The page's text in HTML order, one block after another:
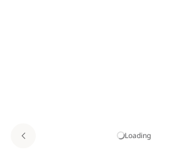
Loading